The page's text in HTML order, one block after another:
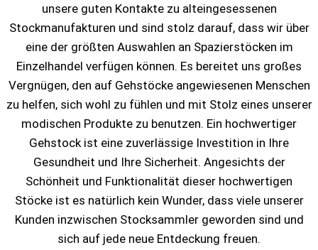
unsere guten Kontakte zu alteingesessenen
Stockmanufakturen und sind stolz darauf, dass wir über
eine der größten Auswahlen an Spazierstöcken im
Einzelhandel verfügen können. Es bereitet uns großes
Vergnügen, den auf Gehstöcke angewiesenen Menschen
zu helfen, sich wohl zu fühlen und mit Stolz eines unserer
modischen Produkte zu benutzen. Ein hochwertiger
Gehstock ist eine zuverlässige Investition in Ihre
Gesundheit und Ihre Sicherheit. Angesichts der
Schönheit und Funktionalität dieser hochwertigen
Stöcke ist es natürlich kein Wunder, dass viele unserer
Kunden inzwischen Stocksammler geworden sind und
sich auf jede neue Entdeckung freuen.